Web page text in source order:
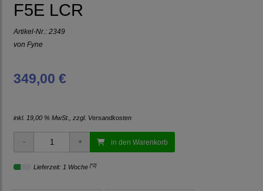
F5E LCR
Artikel-Nr.: 2349
von Fyne
349,00 €
inkl. 19,00 % MwSt., zzgl. Versandkosten
in den Warenkorb
Lieferzeit: 1 Woche [*2]